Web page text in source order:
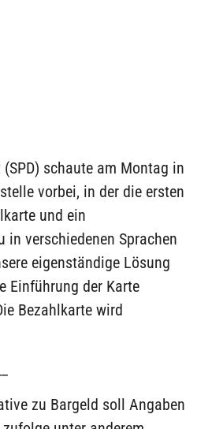
schaute am Montag in
vorbei, in der die ersten
und ein
verschiedenen Sprachen
eigenständige Lösung
Einführung der Karte
Bezahlkarte wird
zu Bargeld soll Angaben